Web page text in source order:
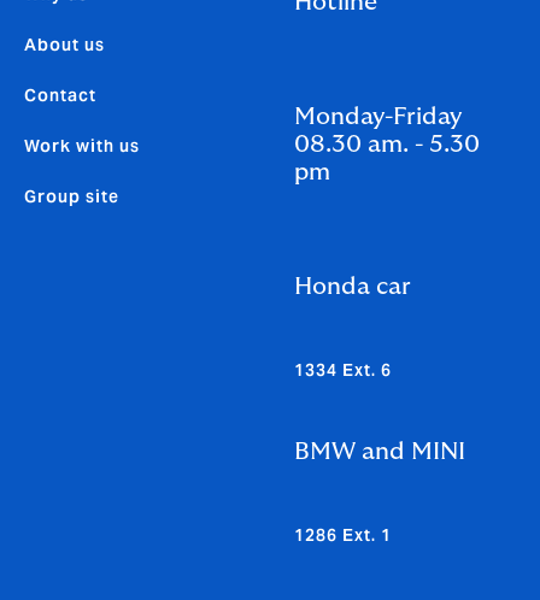
About us
Contact
Work with us
Group site
Monday-Friday
08.30 am. - 5.30
pm
Honda car
1334 Ext. 6
BMW and MINI
1286 Ext. 1